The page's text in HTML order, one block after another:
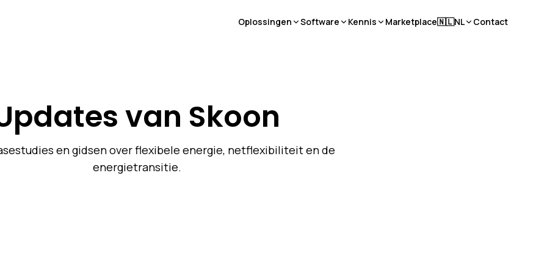
Oplossingen Software Kennis Marketplace🇳🇱NL Contact
van Skoon
en gidsen over flexibele energie, netflexibiliteit en de
energietransitie.